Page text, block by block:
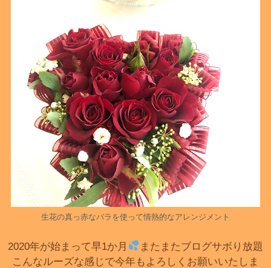
生花の真っ赤なバラを使って情熱的なアレンジメント
2020年が始まって早1か月
またまたブログサボり放題
こんなルーズな感じで今年もよろしくお願いいたしま